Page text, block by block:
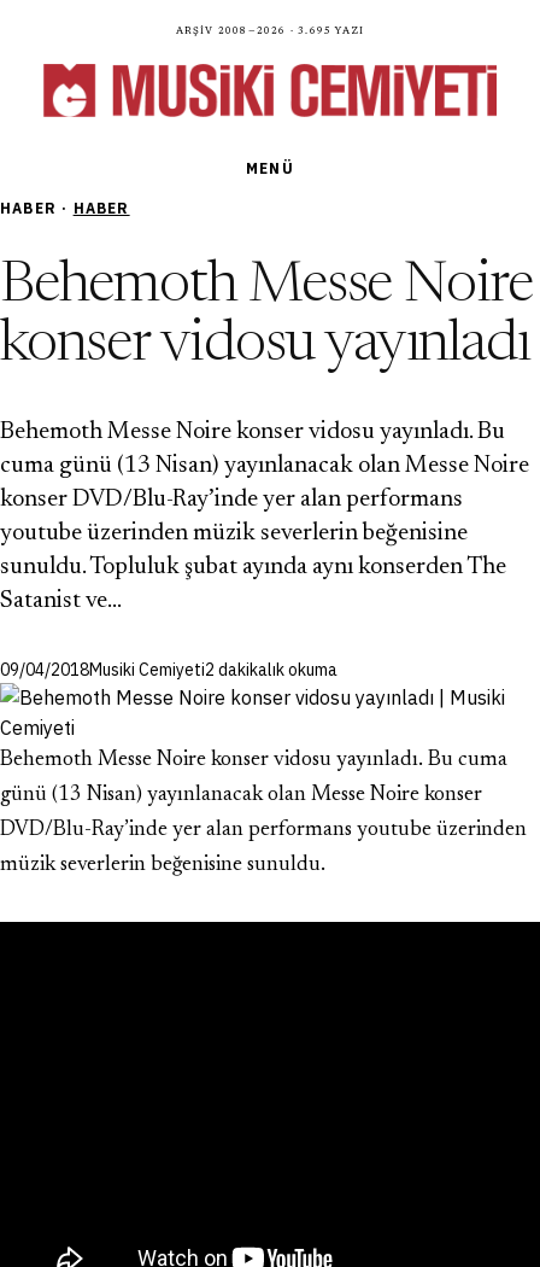
Arşiv 2008—2026 · 3.695 yazı
MENÜ
HABER · HABER
Behemoth Messe Noire
konser vidosu yayınladı
Behemoth Messe Noire konser vidosu yayınladı. Bu
cuma günü (13 Nisan) yayınlanacak olan Messe Noire
konser DVD/Blu-Ray’inde yer alan performans
youtube üzerinden müzik severlerin beğenisine
sunuldu. Topluluk şubat ayında aynı konserden The
Satanist ve…
09/04/2018Musiki Cemiyeti2 dakikalık okuma
Behemoth Messe Noire konser vidosu yayınladı. Bu cuma
günü (13 Nisan) yayınlanacak olan Messe Noire konser
DVD/Blu-Ray’inde yer alan performans youtube üzerinden
müzik severlerin beğenisine sunuldu.